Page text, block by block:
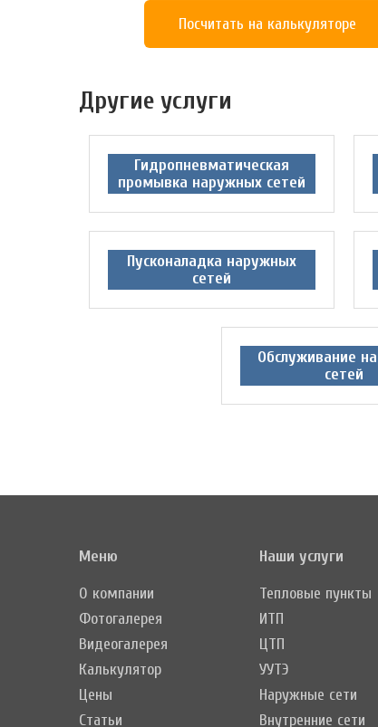
Посчитать на калькуляторе
Другие услуги
Гидропневматическая
промывка наружных сетей
Пусконаладка наружных
сетей
Обслуживание
сетей
Меню
О компании
Фотогалерея
Видеогалерея
Калькулятор
Цены
Статьи
Наши услуги
Тепловые пункты
ИТП
ЦТП
УУТЭ
Наружные сети
Внутренние сети